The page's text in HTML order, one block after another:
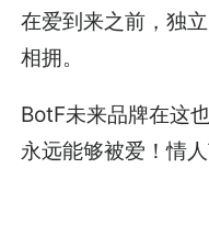
在爱到来之前，独
相拥。
BotF未来品牌在这
永远能够被爱！情